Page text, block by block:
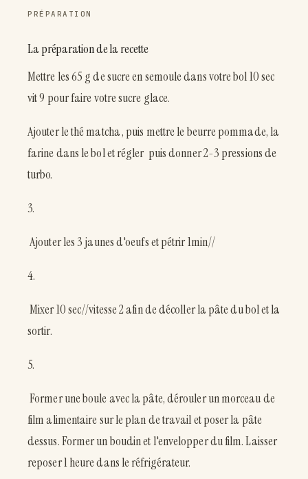
PRÉPARATION
La préparation de la recette
Mettre les 65 g de sucre en semoule dans votre bol 10 sec
vit 9 pour faire votre sucre glace.
Ajouter le thé matcha , puis mettre le beurre pommade, la
farine dans le bol et régler puis donner 2-3 pressions de
turbo.
3.
Ajouter les 3 jaunes d'oeufs et pétrir 1min//
4.
Mixer 10 sec//vitesse 2 afin de décoller la pâte du bol et la
sortir.
5.
Former une boule avec la pâte, dérouler un morceau de
film alimentaire sur le plan de travail et poser la pâte
dessus. Former un boudin et l'envelopper du film. Laisser
reposer 1 heure dans le réfrigérateur.